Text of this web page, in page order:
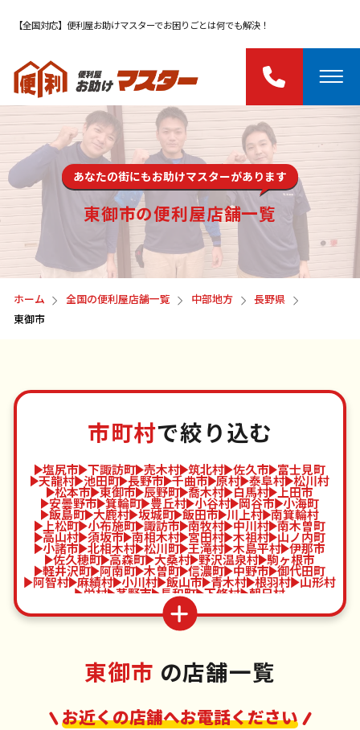
【全国対応】便利屋お助けマスターでお困りごとは何でも解決！
あなたの街にもお助けマスターがあります
東御市の便利屋店舗一覧
ホーム 全国の便利屋店舗一覧 中部地方
長野県
東御市
市町村で絞り込む
塩尻市 下諏訪町 売木村 筑北村 佐久市 富士見町
天龍村 池田町 長野市 千曲市 原村 泰阜村 松川村
松本市 東御市 辰野町 喬木村 白馬村 上田市
安曇野市 箕輪町 豊丘村 小谷村 岡谷市 小海町
飯島町 大鹿村 坂城町 飯田市 川上村 南箕輪村
上松町 小布施町 諏訪市 南牧村 中川村 南木曽町
高山村 須坂市 南相木村 宮田村 木祖村 山ノ内町
小諸市 北相木村 松川町 王滝村 木島平村 伊那市
佐久穂町 高森町 大桑村 野沢温泉村 駒ヶ根市
軽井沢町 阿南町 木曽町 信濃町 中野市 御代田町
阿智村 麻績村 小川村 飯山市 青木村 根羽村 山形村
栄村 茅野市 長和町 下條村 朝日村
東御市 の店舗一覧
お近くの店舗へお電話ください